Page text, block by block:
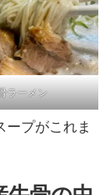
ラーメン
ープがこれま